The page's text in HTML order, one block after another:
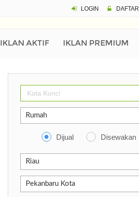
LOGIN DAFTAR
IKLAN AKTIF IKLAN PREMIUM
Dijual Disewakan